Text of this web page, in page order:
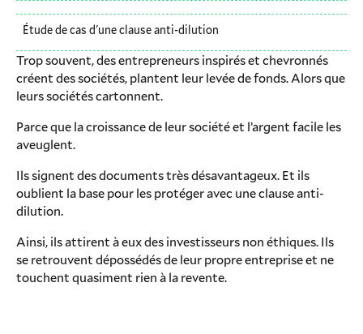
Étude de cas d'une clause anti-dilution
Trop souvent, des entrepreneurs inspirés et chevronnés
créent des sociétés, plantent leur levée de fonds. Alors que
leurs sociétés cartonnent.
Parce que la croissance de leur société et l’argent facile les
aveuglent.
Ils signent des documents très désavantageux. Et ils
oublient la base pour les protéger avec une clause anti-
dilution.
Ainsi, ils attirent à eux des investisseurs non éthiques. Ils
se retrouvent dépossédés de leur propre entreprise et ne
touchent quasiment rien à la revente.